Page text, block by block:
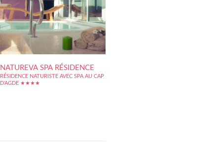
NATUREVA SPA RÉSIDENCE
RÉSIDENCE NATURISTE AVEC SPA AU CAP
D'AGDE ★★★★